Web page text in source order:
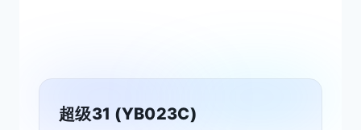
超级31 (YB023C)